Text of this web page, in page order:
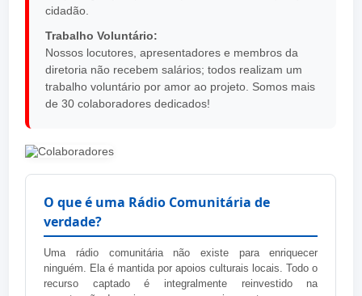
cidadão.
Trabalho Voluntário:
Nossos locutores, apresentadores e membros da
diretoria não recebem salários; todos realizam um
trabalho voluntário por amor ao projeto. Somos mais
de 30 colaboradores dedicados!
O que é uma Rádio Comunitária de
verdade?
Uma rádio comunitária não existe para enriquecer
ninguém. Ela é mantida por apoios culturais locais. Todo o
recurso captado é integralmente reinvestido na